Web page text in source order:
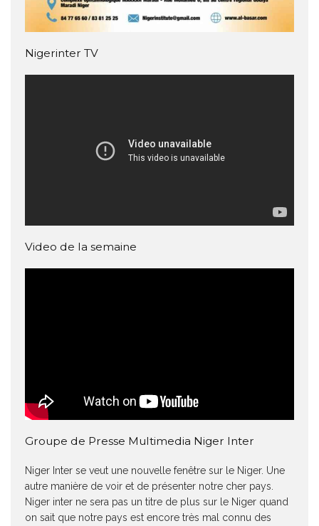
Nigerinter TV
Video de la semaine
Groupe de Presse Multimedia Niger Inter
Niger Inter se veut une nouvelle fenêtre sur le Niger. Une
autre manière de voir et de présenter notre cher pays.
Niger inter ne sera pas un titre de plus sur le Niger quand
on sait que notre pays est encore très mal connu des